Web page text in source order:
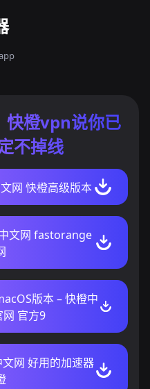
快橙vpn说你已
不掉线
网 快橙高级版本
文网 fastorange
版本 – 快橙中
官方9
网 好用的加速器